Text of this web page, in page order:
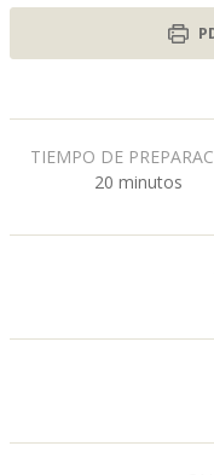
TIEMPO DE
20m
n
s
minutos